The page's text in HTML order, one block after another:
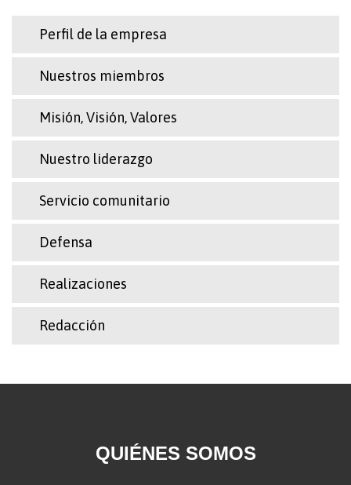
Perfil de la empresa
Nuestros miembros
Misión, Visión, Valores
Nuestro liderazgo
Servicio comunitario
Defensa
Realizaciones
Redacción
QUIÉNES SOMOS